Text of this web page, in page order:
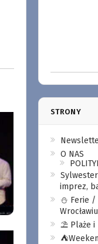
STRONY
O NAS
imprez,
⛄️ Ferie /
⛱️ Plaże i